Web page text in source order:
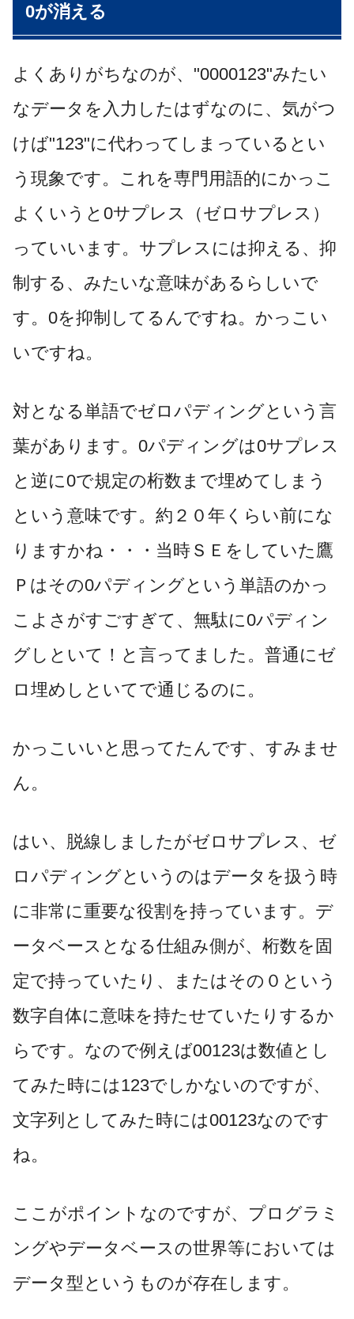
0が消える
よくありがちなのが、"0000123"みたい
なデータを入力したはずなのに、気がつ
けば"123"に代わってしまっているとい
う現象です。これを専門用語的にかっこ
よくいうと0サプレス（ゼロサプレス）
っていいます。サプレスには抑える、抑
制する、みたいな意味があるらしいで
す。0を抑制してるんですね。かっこい
いですね。
対となる単語でゼロパディングという言
葉があります。0パディングは0サプレス
と逆に0で規定の桁数まで埋めてしまう
という意味です。約２０年くらい前にな
りますかね・・・当時ＳＥをしていた鷹
Ｐはその0パディングという単語のかっ
こよさがすごすぎて、無駄に0パディン
グしといて！と言ってました。普通にゼ
ロ埋めしといてで通じるのに。
かっこいいと思ってたんです、すみませ
ん。
はい、脱線しましたがゼロサプレス、ゼ
ロパディングというのはデータを扱う時
に非常に重要な役割を持っています。デ
ータベースとなる仕組み側が、桁数を固
定で持っていたり、またはその０という
数字自体に意味を持たせていたりするか
らです。なので例えば00123は数値とし
てみた時には123でしかないのですが、
文字列としてみた時には00123なのです
ね。
ここがポイントなのですが、プログラミ
ングやデータベースの世界等においては
データ型というものが存在します。